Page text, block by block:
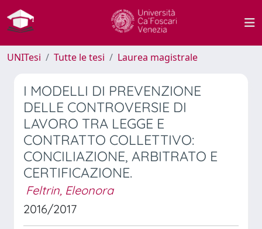
UNITesi Tutte le tesi Laurea magistrale
I MODELLI DI PREVENZIONE
DELLE CONTROVERSIE DI
LAVORO TRA LEGGE E
CONTRATTO COLLETTIVO:
CONCILIAZIONE, ARBITRATO E
CERTIFICAZIONE.
Feltrin, Eleonora
2016/2017